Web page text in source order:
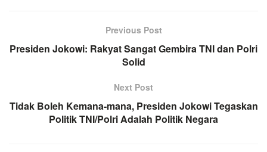
Previous Post
Presiden Jokowi: Rakyat Sangat Gembira TNI dan Polri
Solid
Next Post
Tidak Boleh Kemana-mana, Presiden Jokowi Tegaskan
Politik TNI/Polri Adalah Politik Negara